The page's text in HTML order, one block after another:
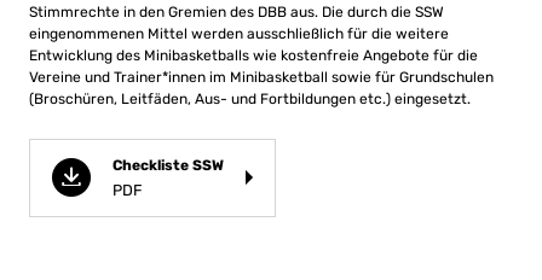
Stimmrechte in den Gremien des DBB aus. Die durch die SSW
eingenommenen Mittel werden ausschließlich für die weitere
Entwicklung des Minibasketballs wie kostenfreie Angebote für die
Vereine und Trainer*innen im Minibasketball sowie für Grundschulen
(Broschüren, Leitfäden, Aus- und Fortbildungen etc.) eingesetzt.
Checkliste SSW
PDF